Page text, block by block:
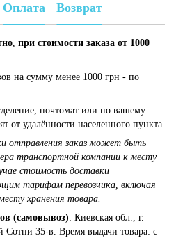
Оплата Возврат
при стоимости заказа от 1000
на сумму менее 1000 грн - по
почтомат или по вашему
от удалённости населенного пункта.
отправления заказ может быть
транспортной компании к месту
стоимость доставки
тарифам перевозчика, включая
хранения товара.
(самовывоз): Киевская обл., г.
Сотни 35-в. Время выдачи товара: с